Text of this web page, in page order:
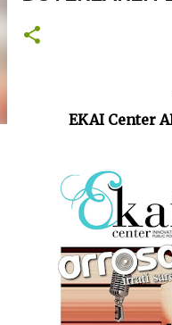
EKAI Center